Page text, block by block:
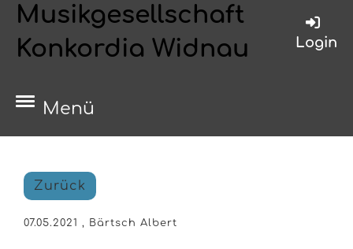
Musikgesellschaft
Konkordia Widnau
Login
Menü
Zurück
07.05.2021 , Bärtsch Albert